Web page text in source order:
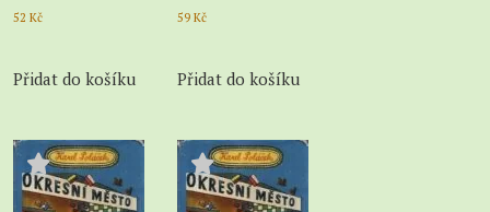
52 Kč
Přidat do košíku
59 Kč
Přidat do košíku